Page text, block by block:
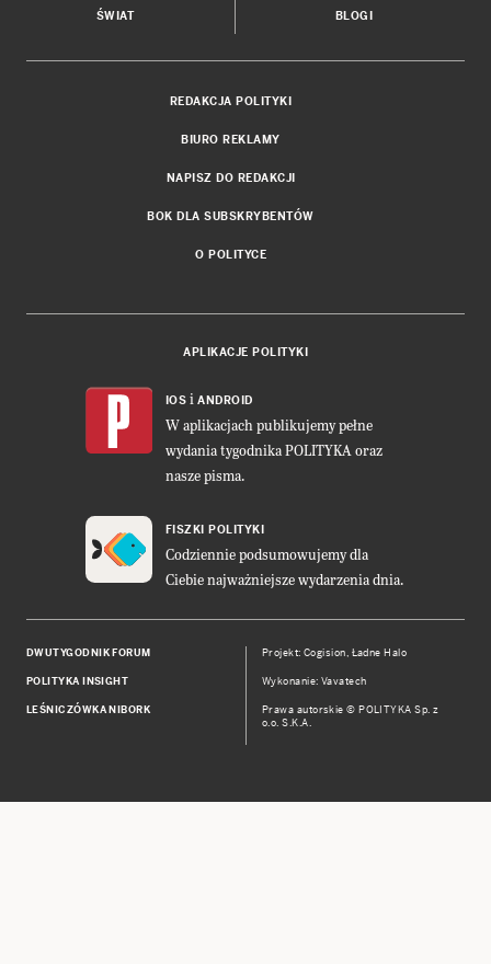
ŚWIAT BLOGI
REDAKCJA POLITYKI
BIURO REKLAMY
NAPISZ DO REDAKCJI
BOK DLA SUBSKRYBENTÓW
O POLITYCE
APLIKACJE POLITYKI
IOS i ANDROID
W aplikacjach publikujemy pełne
wydania tygodnika POLITYKA oraz
nasze pisma.
FISZKI POLITYKI
Codziennie podsumowujemy dla
Ciebie najważniejsze wydarzenia dnia.
DWUTYGODNIK FORUM
POLITYKA INSIGHT
LEŚNICZÓWKA NIBORK
Projekt:Cogision, Ładne Halo
Wykonanie: Vavatech
Prawa autorskie © POLITYKA Sp. z
o.o. S.K.A.